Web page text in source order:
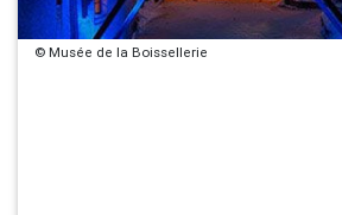
© Musée de la Boissellerie